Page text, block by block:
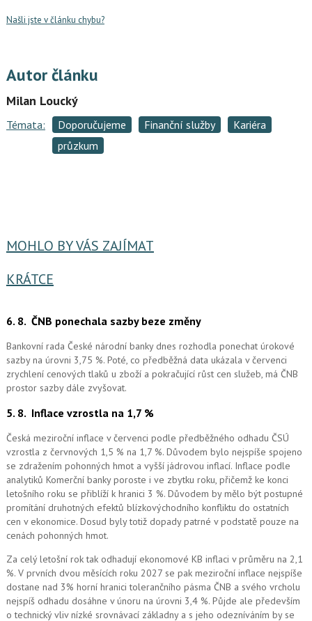
Našli jste v článku chybu?
Autor článku
Milan Loucký
Témata: Doporučujeme Finanční služby
Kariéra
průzkum
MOHLO BY VÁS ZAJÍMAT
KRÁTCE
6. 8. ČNB ponechala sazby beze změny
Bankovní rada České národní banky dnes rozhodla ponechat úrokové
sazby na úrovni 3,75 %. Poté, co předběžná data ukázala v červenci
zrychlení cenových tlaků u zboží a pokračující růst cen služeb, má ČNB
prostor sazby dále zvyšovat.
5. 8. Inflace vzrostla na 1,7 %
Česká meziroční inflace v červenci podle předběžného odhadu ČSÚ
vzrostla z červnových 1,5 % na 1,7 %. Důvodem bylo nejspíše spojeno
se zdražením pohonných hmot a vyšší jádrovou inflací. Inflace podle
analytiků Komerční banky poroste i ve zbytku roku, přičemž ke konci
letošního roku se přiblíží k hranici 3 %. Důvodem by mělo být postupné
promítání druhotných efektů blízkovýchodního konfliktu do ostatních
cen v ekonomice. Dosud byly totiž dopady patrné v podstatě pouze na
cenách pohonných hmot.
Za celý letošní rok tak odhadují ekonomové KB inflaci v průměru na 2,1
%. V prvních dvou měsících roku 2027 se pak meziroční inflace nejspíše
dostane nad 3% horní hranici tolerančního pásma ČNB a svého vrcholu
nejspíš odhadu dosáhne v únoru na úrovni 3,4 %. Půjde ale především
o technický vliv nízké srovnávací základny a s jeho odezníváním by se